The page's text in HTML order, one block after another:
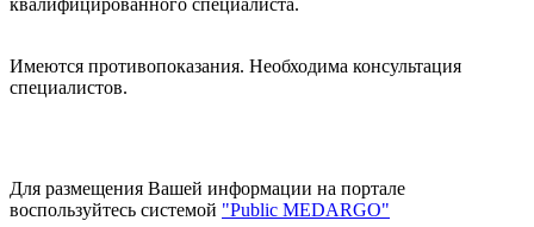
Имеются противопоказания. Необходима консультация
специалистов.
Для размещения Вашей информации на портале
воспользуйтесь системой "Public MEDARGO"